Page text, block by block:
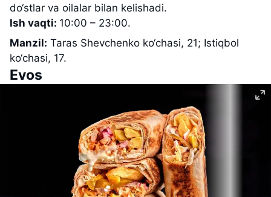
do‘stlar va oilalar bilan kelishadi.
Ish vaqti: 10:00 – 23:00.
Manzil: Taras Shevchenko ko‘chasi, 21; Istiqbol
ko‘chasi, 17.
Evos